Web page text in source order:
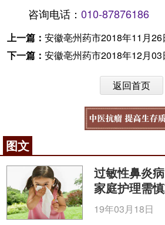
咨询电话： 010-87876186
上一篇： 安徽亳州药市2018年11月26日快
下一篇： 安徽亳州药市2018年12月03日快
返回首页
图文
过敏性鼻炎
家庭护理需
19年03月18日